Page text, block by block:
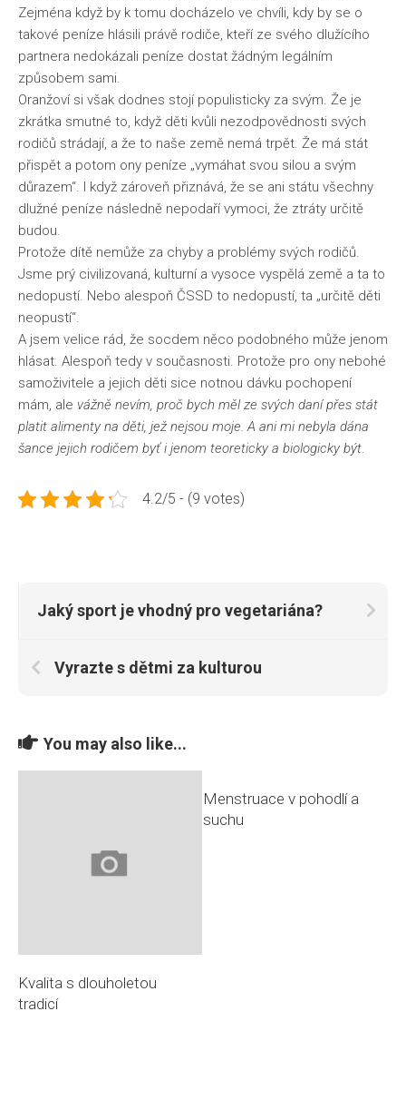
Zejména když by k tomu docházelo ve chvíli, kdy by se o
takové peníze hlásili právě rodiče, kteří ze svého dlužícího
partnera nedokázali peníze dostat žádným legálním
způsobem sami.
Oranžoví si však dodnes stojí populisticky za svým. Že je
zkrátka smutné to, když děti kvůli nezodpovědnosti svých
rodičů strádají, a že to naše země nemá trpět. Že má stát
přispět a potom ony peníze „vymáhat svou silou a svým
důrazem“. I když zároveň přiznává, že se ani státu všechny
dlužné peníze následně nepodaří vymoci, že ztráty určitě
budou.
Protože dítě nemůže za chyby a problémy svých rodičů.
Jsme prý civilizovaná, kulturní a vysoce vyspělá země a ta to
nedopustí. Nebo alespoň ČSSD to nedopustí, ta „určitě děti
neopustí“.
A jsem velice rád, že socdem něco podobného může jenom
hlásat. Alespoň tedy v současnosti. Protože pro ony nebohé
samoživitele a jejich děti sice notnou dávku pochopení
mám, ale vážně nevím, proč bych měl ze svých daní přes stát
platit alimenty na děti, jež nejsou moje. A ani mi nebyla dána
šance jejich rodičem byť i jenom teoreticky a biologicky být.
4.2/5 - (9 votes)
Jaký sport je vhodný pro vegetariána?
Vyrazte s dětmi za kulturou
You may also like...
Kvalita s dlouholetou
tradicí
Menstruace v pohodlí a
suchu